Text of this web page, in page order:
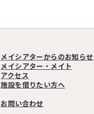
メイシアターからのお知らせ
メイシアター・メイト
アクセス
施設を借りたい方へ
お問い合わせ